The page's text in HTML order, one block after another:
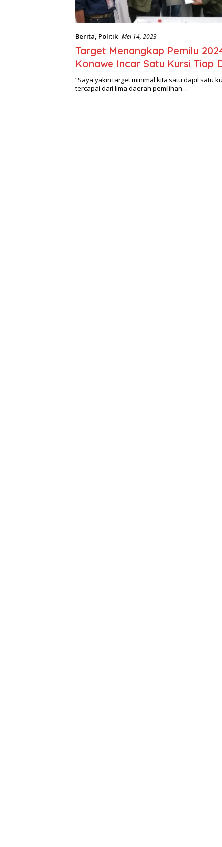
Berita, Politik Mei 14, 2023
Target Menangkap Pemilu
Konawe Incar Satu Kursi Tiap
“Saya yakin target minimal kita satu dapil satu
tercapai dari lima daerah pemilihan…